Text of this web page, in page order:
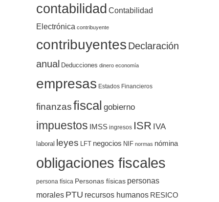
contabilidad Contabilidad
Electrónica contribuyente
contribuyentes Declaración
anual Deducciones dinero economía
empresas Estados Financieros
finanzasfiscal gobierno
impuestos IMSS ingresos ISR IVA
laboral leyes LFT negocios NIF normas nómina
obligaciones fiscales
persona física Personas físicas personas
morales PTU recursos humanos RESICO